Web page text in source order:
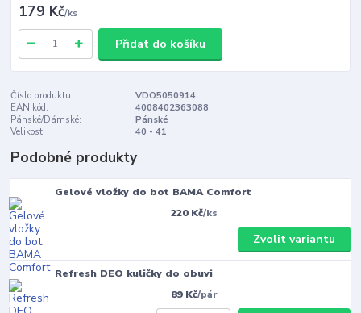
179 Kč/ks
Přidat do košíku
Číslo produktu:
VDO5050914
EAN kód:
4008402363088
Pánské/Dámské:
Pánské
Velikost:
40 - 41
Podobné produkty
Gelové vložky do bot BAMA Comfort
220 Kč/ks
Zvolit variantu
Refresh DEO kuličky do obuvi
89 Kč/pár